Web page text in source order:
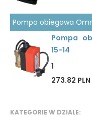
KATEGORIE W DZIALE:
Pompa obiegowa
Pompa
15-14
1
273.82